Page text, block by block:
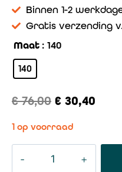
Binnen 1-2
Gratis verzending
Maat : 140
140
€76,00 € 30,40
1 op voorraad